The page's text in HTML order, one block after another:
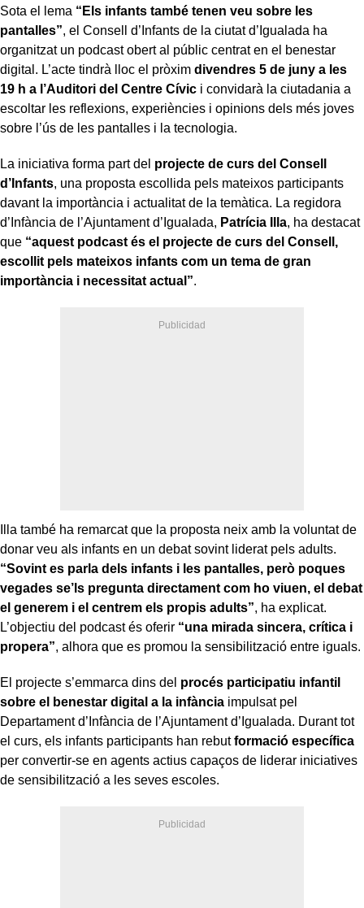
Sota el lema “Els infants també tenen veu sobre les
pantalles”, el Consell d’Infants de la ciutat d’Igualada ha
organitzat un podcast obert al públic centrat en el benestar
digital. L’acte tindrà lloc el pròxim divendres 5 de juny a les
19 h a l’Auditori del Centre Cívic i convidarà la ciutadania a
escoltar les reflexions, experiències i opinions dels més joves
sobre l’ús de les pantalles i la tecnologia.
La iniciativa forma part del projecte de curs del Consell
d’Infants, una proposta escollida pels mateixos participants
davant la importància i actualitat de la temàtica. La regidora
d’Infància de l’Ajuntament d’Igualada, Patrícia Illa, ha destacat
que “aquest podcast és el projecte de curs del Consell,
escollit pels mateixos infants com un tema de gran
importància i necessitat actual”.
Illa també ha remarcat que la proposta neix amb la voluntat de
donar veu als infants en un debat sovint liderat pels adults.
“Sovint es parla dels infants i les pantalles, però poques
vegades se’ls pregunta directament com ho viuen, el debat
el generem i el centrem els propis adults”, ha explicat.
L’objectiu del podcast és oferir “una mirada sincera, crítica i
propera”, alhora que es promou la sensibilització entre iguals.
El projecte s’emmarca dins del procés participatiu infantil
sobre el benestar digital a la infància impulsat pel
Departament d’Infància de l’Ajuntament d’Igualada. Durant tot
el curs, els infants participants han rebutformació específica
per convertir-se en agents actius capaços de liderar iniciatives
de sensibilització a les seves escoles.